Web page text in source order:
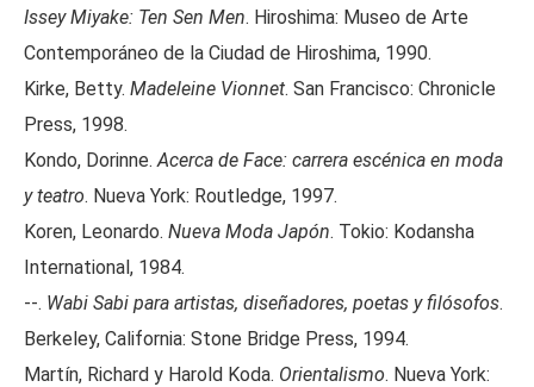
Issey Miyake: Ten Sen Men. Hiroshima: Museo de Arte
Contemporáneo de la Ciudad de Hiroshima, 1990.
Kirke, Betty. Madeleine Vionnet. San Francisco: Chronicle
Press, 1998.
Kondo, Dorinne.Acerca de Face: carrera escénica en moda
y teatro. Nueva York: Routledge, 1997.
Koren, Leonardo. Nueva Moda Japón. Tokio: Kodansha
International, 1984.
--. Wabi Sabi para artistas, diseñadores, poetas y filósofos.
Berkeley, California: Stone Bridge Press, 1994.
Martín, Richard y Harold Koda. Orientalismo. Nueva York: